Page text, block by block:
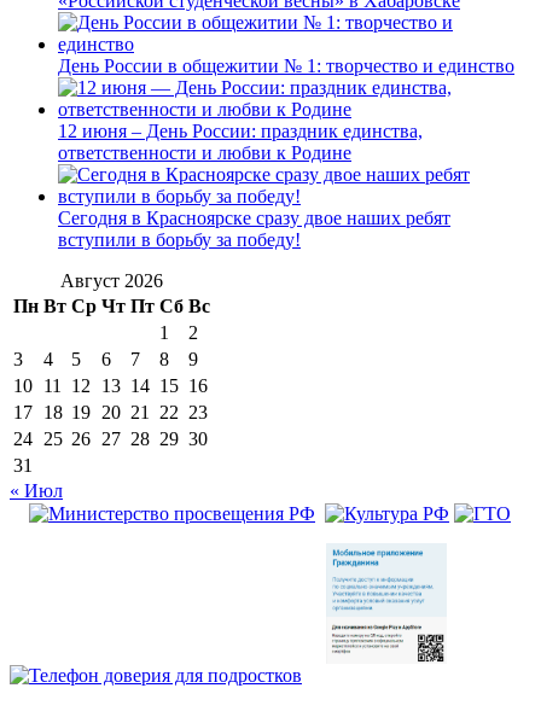
День России в общежитии № 1: творчество и единство
12 июня – День России: праздник единства,
ответственности и любви к Родине
Сегодня в Красноярске сразу двое наших ребят
вступили в борьбу за победу!
Август 2026
Пн Вт Ср Чт Пт Сб Вс
1
2
3
4 5 6 7 8
9
10 11 12 13 14 15 16
17 18 19 20 21 22 23
24 25 26 27 28 29 30
31
« Июл